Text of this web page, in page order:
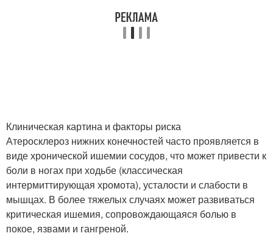
Клиническая картина и факторы риска
Атеросклероз нижних конечностей часто проявляется в
виде хронической ишемии сосудов, что может привести к
боли в ногах при ходьбе (классическая
интермиттирующая хромота), усталости и слабости в
мышцах. В более тяжелых случаях может развиваться
критическая ишемия, сопровождающаяся болью в
покое, язвами и гангреной.